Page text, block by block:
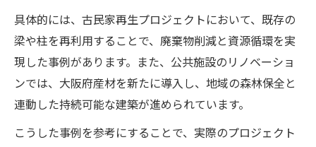
具体的には、古民家再生プロジェクトにおいて、既存の
梁や柱を再利用することで、廃棄物削減と資源循環を実
現した事例があります。また、公共施設のリノベーショ
ンでは、大阪府産材を新たに導入し、地域の森林保全と
連動した持続可能な建築が進められています。
こうした事例を参考にすることで、実際のプロジェクト